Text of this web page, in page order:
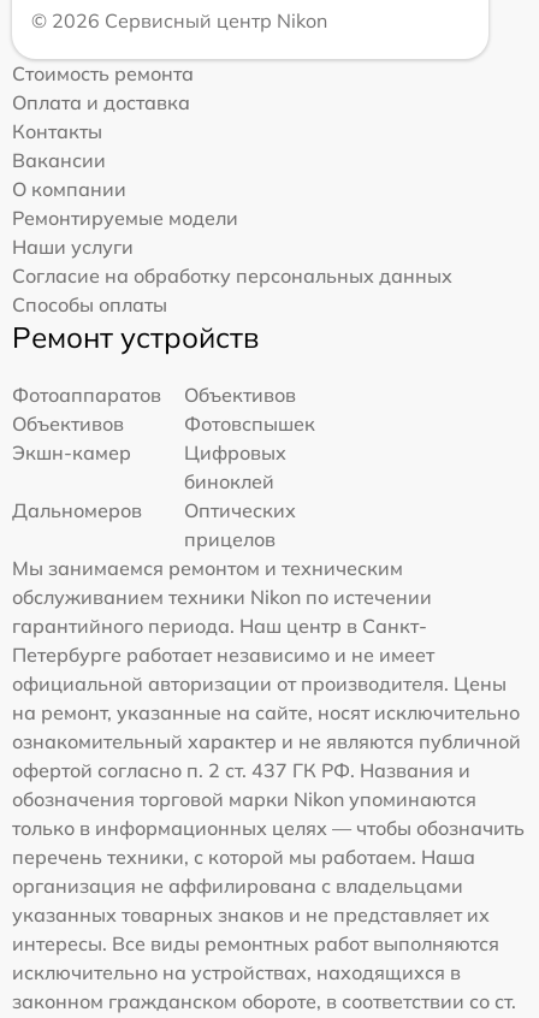
© 2026 Сервисный центр Nikon
Стоимость ремонта
Оплата и доставка
Контакты
Вакансии
О компании
Ремонтируемые модели
Наши услуги
Согласие на обработку персональных данных
Способы оплаты
Ремонт устройств
Фотоаппаратов
Объективов
Объективов
Фотовспышек
Экшн-камер
Цифровых
биноклей
Дальномеров
Оптических
прицелов
Мы занимаемся ремонтом и техническим
обслуживанием техники Nikon по истечении
гарантийного периода. Наш центр в Санкт-
Петербурге работает независимо и не имеет
официальной авторизации от производителя. Цены
на ремонт, указанные на сайте, носят исключительно
ознакомительный характер и не являются публичной
офертой согласно п. 2 ст. 437 ГК РФ. Названия и
обозначения торговой марки Nikon упоминаются
только в информационных целях — чтобы обозначить
перечень техники, с которой мы работаем. Наша
организация не аффилирована с владельцами
указанных товарных знаков и не представляет их
интересы. Все виды ремонтных работ выполняются
исключительно на устройствах, находящихся в
законном гражданском обороте, в соответствии со ст.